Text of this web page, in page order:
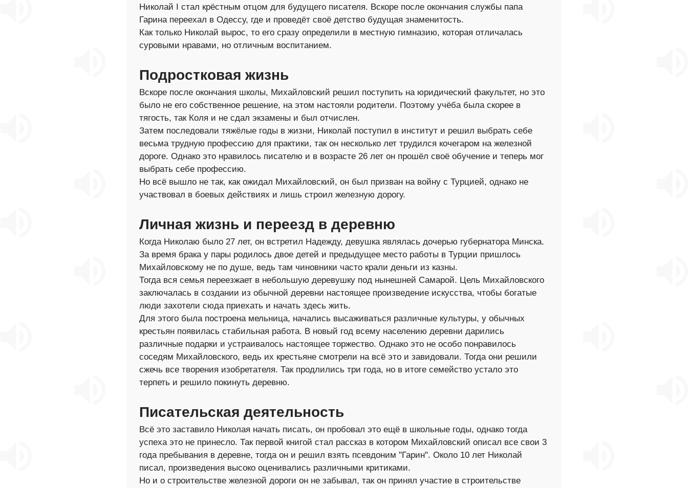
Николай I стал крёстным отцом для будущего писателя. Вскоре после окончания службы папа
Гарина переехал в Одессу, где и проведёт своё детство будущая знаменитость.
Как только Николай вырос, то его сразу определили в местную гимназию, которая отличалась
суровыми нравами, но отличным воспитанием.
Подростковая жизнь
Вскоре после окончания школы, Михайловский решил поступить на юридический факультет, но это
было не его собственное решение, на этом настояли родители. Поэтому учёба была скорее в
тягость, так Коля и не сдал экзамены и был отчислен.
Затем последовали тяжёлые годы в жизни, Николай поступил в институт и решил выбрать себе
весьма трудную профессию для практики, так он несколько лет трудился кочегаром на железной
дороге. Однако это нравилось писателю и в возрасте 26 лет он прошёл своё обучение и теперь мог
выбрать себе профессию.
Но всё вышло не так, как ожидал Михайловский, он был призван на войну с Турцией, однако не
участвовал в боевых действиях и лишь строил железную дорогу.
Личная жизнь и переезд в деревню
Когда Николаю было 27 лет, он встретил Надежду, девушка являлась дочерью губернатора Минска.
За время брака у пары родилось двое детей и предыдущее место работы в Турции пришлось
Михайловскому не по душе, ведь там чиновники часто крали деньги из казны.
Тогда вся семья переезжает в небольшую деревушку под нынешней Самарой. Цель Михайловского
заключалась в создании из обычной деревни настоящее произведение искусства, чтобы богатые
люди захотели сюда приехать и начать здесь жить.
Для этого была построена мельница, начались высаживаться различные культуры, у обычных
крестьян появилась стабильная работа. В новый год всему населению деревни дарились
различные подарки и устраивалось настоящее торжество. Однако это не особо понравилось
соседям Михайловского, ведь их крестьяне смотрели на всё это и завидовали. Тогда они решили
сжечь все творения изобретателя. Так продлились три года, но в итоге семейство устало это
терпеть и решило покинуть деревню.
Писательская деятельность
Всё это заставило Николая начать писать, он пробовал это ещё в школьные годы, однако тогда
успеха это не принесло. Так первой книгой стал рассказ в котором Михайловский описал все свои 3
года пребывания в деревне, тогда он и решил взять псевдоним "Гарин". Около 10 лет Николай
писал, произведения высоко оценивались различными критиками.
Но и о строительстве железной дороги он не забывал, так он принял участие в строительстве